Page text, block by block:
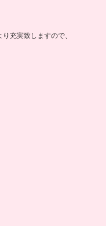
充実致しますので、